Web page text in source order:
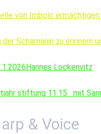
von Imbolc ermächtigen
Schamanin zu erinnern
Lockenvitz
stiftung 11.15   mit
& Voice